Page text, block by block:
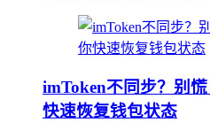
imToken不同步？别
快速恢复钱包状态